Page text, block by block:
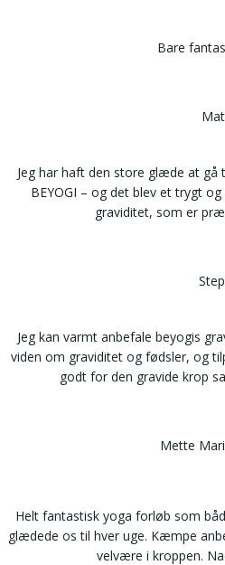
Bare
Jeg har haft den store glæde at gå
BEYOGI – og det blev et trygt
graviditet, som er
Jeg kan varmt anbefale beyogis
viden om graviditet og fødsler, og
godt for den gravide krop
Mette
Helt fantastisk yoga forløb som
glædede os til hver uge. Kæmpe
velvære i kroppen.